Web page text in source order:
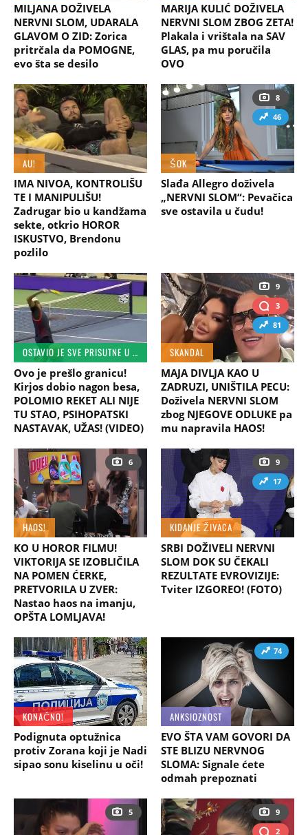
MILJANA DOŽIVELA
NERVNI SLOM, UDARALA
GLAVOM O ZID: Zorica
pritrčala da POMOGNE,
evo šta se desilo
MARIJA KULIĆ DOŽIVELA
NERVNI SLOM ZBOG ZETA!
Plakala i vrištala na SAV
GLAS, pa mu poručila
OVO
AU!
IMA NIVOA, KONTROLIŠU
TE I MANIPULIŠU!
Zadrugar bio u kandžama
sekte, otkrio HOROR
ISKUSTVO, Brendonu
pozlilo
8
46
ŠOK
Slađa Allegro doživela
„NERVNI SLOM“: Pevačica
sve ostavila u čudu!
OSTAVIO JE SVE PRISUTNE U ŠOKU!
Ovo je prešlo granicu!
Kirjos dobio nagon besa,
POLOMIO REKET ALI NIJE
TU STAO, PSIHOPATSKI
NASTAVAK, UŽAS! (VIDEO)
9
3
81
SKANDAL
MAJA DIVLJA KAO U
ZADRUZI, UNIŠTILA PECU:
Doživela NERVNI SLOM
zbog NJEGOVE ODLUKE pa
mu napravila HAOS!
6
HAOS!
KO U HOROR FILMU!
VIKTORIJA SE IZOBLIČILA
NA POMEN ĆERKE,
PRETVORILA U ZVER:
Nastao haos na imanju,
OPŠTA LOMLJAVA!
9
17
KIDANJE ŽIVACA
SRBI DOŽIVELI NERVNI
SLOM DOK SU ČEKALI
REZULTATE EVROVIZIJE:
Tviter IZGOREO! (FOTO)
KONAČNO!
Podignuta optužnica
protiv Zorana koji je Nadi
sipao sonu kiselinu u oči!
74
ANKSIOZNOST
EVO ŠTA VAM GOVORI DA
STE BLIZU NERVNOG
SLOMA: Signale ćete
odmah prepoznati
5
9
2